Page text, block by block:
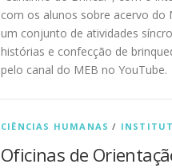
com os alunos sobre acervo do
um conjunto de atividades
histórias e confecção de
pelo canal do MEB no YouTube.
CIÊNCIAS HUMANAS /
Oficinas de